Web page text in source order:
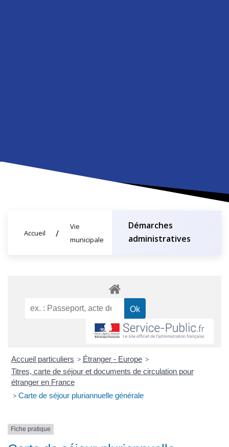
Accueil
Vie
municipale
Démarches
administratives
Accueil particuliers > Étranger - Europe >
Titres, carte de séjour et documents de circulation pour
étranger en France
> Carte de séjour pluriannuelle générale
Fiche pratique